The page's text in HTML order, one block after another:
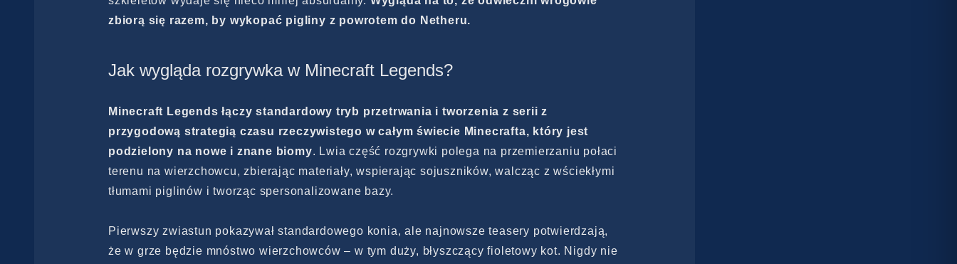
zbiorą się razem, by wykopać pigliny z powrotem do Netheru.
Jak wygląda rozgrywka w Minecraft Legends?
Minecraft Legends łączy standardowy tryb przetrwania i tworzenia z serii z
przygodową strategią czasu rzeczywistego w całym świecie Minecrafta, który jest
podzielony na nowe i znane biomy. Lwia część rozgrywki polega na przemierzaniu połaci
terenu na wierzchowcu, zbierając materiały, wspierając sojuszników, walcząc z wściekłymi
tłumami piglinów i tworząc spersonalizowane bazy.
Pierwszy zwiastun pokazywał standardowego konia, ale najnowsze teasery potwierdzają,
że w grze ​​będzie mnóstwo wierzchowców – w tym duży, błyszczący fioletowy kot. Nigdy nie